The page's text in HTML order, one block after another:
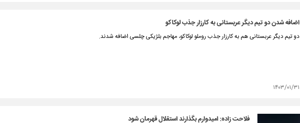
اضافه شدن دو تیم دیگر عربستانی به کارزار جذب لوکاکو
دو تیم دیگر عربستانی هم به کارزار جذب روملو لوکاکو، مهاجم بلژیکی چلسی اضافه شدند.
۱۴۰۳/۰۱/۳۱
فلاحت زاده: امیدوارم بگذارند استقلال قهرمان شود